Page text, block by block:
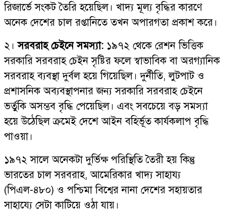
রিজার্ভে সংকট তৈরি হয়েছিল। খাদ্য মূল্য বৃদ্ধির কারণে
অনেক দেশের চাল রপ্তানিতে তখন অপারগতা প্রকাশ করে।
২।সরবরাহ চেইনে সমস্যা: ১৯৭২ থেকে রেশন ভিত্তিক
সরকারি সরবরাহ চেইন সৃষ্টির ফলে স্বাভাবিক বা অরগ্যানিক
সরবরাহ ব্যবস্থা দুর্বল হয়ে গিয়েছিল। দুর্নীতি, লুটপাট ও
প্রশাসনিক অব্যবস্থাপনার জন্য সরকারি সরবরাহ চেইনে
ভর্তুকি অসম্ভব বৃদ্ধি পেয়েছিল। এবং সবচেয়ে বড় সমস্যা
হয়ে উঠেছিল ক্রমেই দেশে আইন বহির্ভূত কার্যকলাপ বৃদ্ধি
পাওয়া।
১৯৭২ সালে অনেকটা দুর্ভিক্ষ পরিস্থিতি তৈরী হয় কিন্তু
ভারতের চাল সরবরাহ, আমেরিকার খাদ্য সাহায্য
(পিএল-৪৮০) ও পশ্চিমা বিশ্বের নানা দেশের সহায়তার
সাহায্যে সেটা কাটিয়ে ওঠা যায়।